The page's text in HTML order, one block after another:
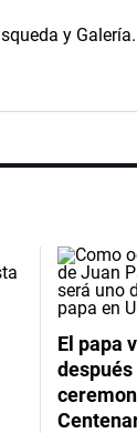
y Galería.
El papa